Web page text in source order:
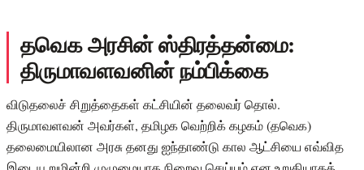
தவெக அரசின் ஸ்திரத்தன்மை:
திருமாவளவனின் நம்பிக்கை
விடுதலைச் சிறுத்தைகள் கட்சியின் தலைவர் தொல்.
திருமாவளவன் அவர்கள், தமிழக வெற்றிக் கழகம் (தவெக)
தலைமையிலான அரசு தனது ஐந்தாண்டு கால ஆட்சியை எவ்வித